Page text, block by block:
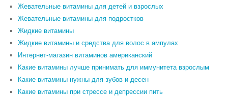
Жевательные витамины для детей и взрослых
Жевательные витамины для подростков
Жидкие витамины
Жидкие витамины и средства для волос в ампулах
Интернет-магазин витаминов американский
Какие витамины лучше принимать для иммунитета взрослым
Какие витамины нужны для зубов и десен
Какие витамины при стрессе и депрессии пить